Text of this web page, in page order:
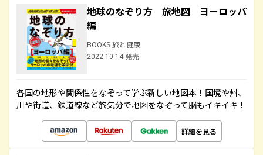
地球のなぞり方 旅地図 ヨーロッパ
編
BOOKS 旅と健康
2022.10.14 発売
各国の地形や関係性をなぞって学ぶ新しい地図本！国境や州、
川や街道、鉄道線など旅気分で地図をなぞって脳もイキイキ！
詳細を見る